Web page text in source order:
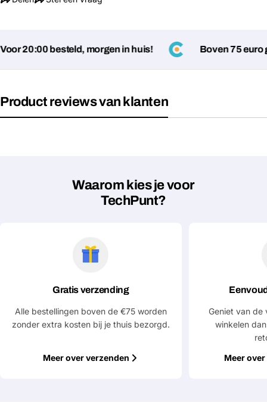
Velden gemarkeerd met * zijn verplicht
20:00 besteld, morgen in huis! Boven 75 euro
Product reviews van klanten
Waarom kies je voor
TechPunt?
Gratis verzending
Alle bestellingen boven de €75 worden
zonder extra kosten bij je thuis bezorgd.
Meer over verzenden
Geniet van de
winkelen
Meer